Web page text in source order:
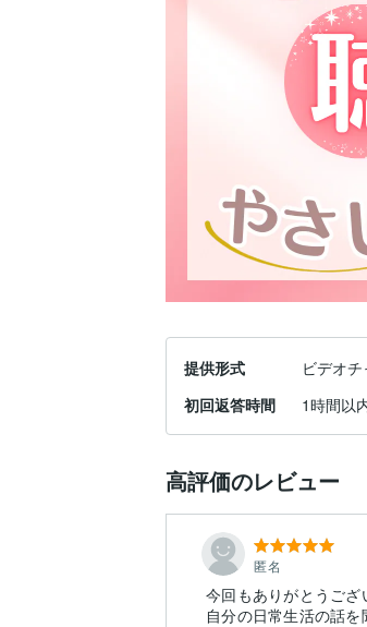
提供形式
ビデオチ
初回返答時間
1時間以
高評価のレビュー
匿名
今回もありがとうござ
自分の日常生活の話